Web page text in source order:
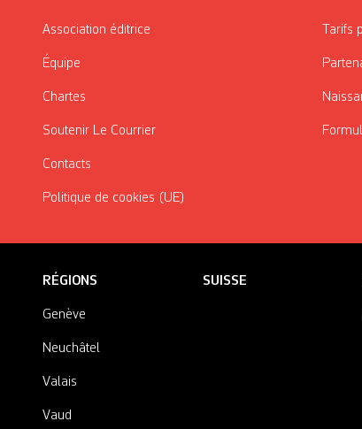
Association éditrice
Équipe
Chartes
Soutenir Le Courrier
Contacts
Politique de cookies (UE)
Tarifs
RÉGIONS
Genève
Neuchâtel
Valais
Vaud
SUISSE